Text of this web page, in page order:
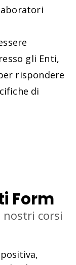
gli Enti,
rispondere
di
Form
corsi